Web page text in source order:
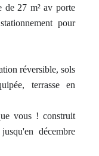
de 27 m² av porte
pour
réversible, sols
terrasse en
vous ! construit
décembre